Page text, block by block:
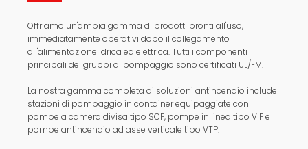
Offriamo un'ampia gamma di prodotti pronti all'uso,
immediatamente operativi dopo il collegamento
all'alimentazione idrica ed elettrica. Tutti i componenti
principali dei gruppi di pompaggio sono certificati UL/FM.
La nostra gamma completa di soluzioni antincendio include
stazioni di pompaggio in container equipaggiate con
pompe a camera divisa tipo SCF, pompe in linea tipo VIF e
pompe antincendio ad asse verticale tipo VTP.